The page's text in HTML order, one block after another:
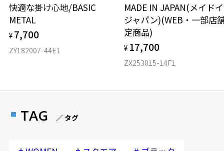
快適な掛け心地/BASIC
METAL
¥ 7,700
ZY182007-44E1
MADE IN JAPAN(メイド
ジャパン)(WEB・一部店
定商品)
¥ 17,700
ZX253015-14F1
TAG ／ タグ